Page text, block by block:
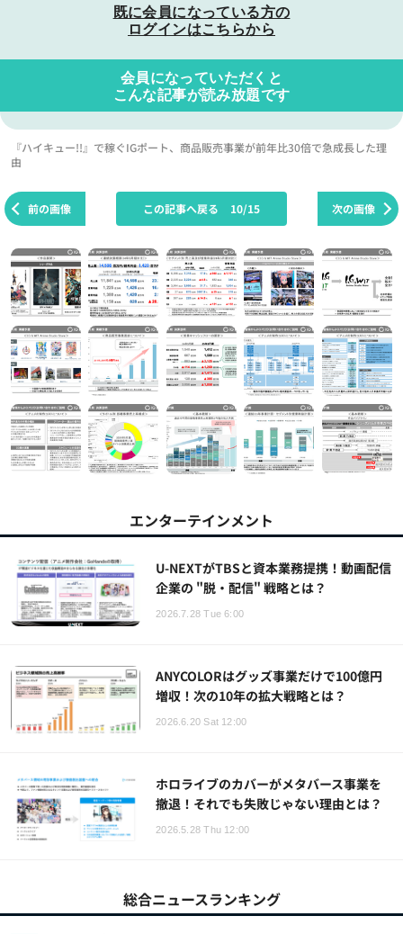
既に会員になっている方の
ログインはこちらから
会員になっていただくと
こんな記事が読み放題です
『ハイキュー!!』で稼ぐIGポート、商品販売事業が前年比30倍で急成長した理
由
前の画像 次の画像
この記事へ戻る 10/15
エンターテインメント
U-NEXTがTBSと資本業務提携！動画配信
企業の "脱・配信" 戦略とは？
2026.7.28 Tue 6:00
ANYCOLORはグッズ事業だけで100億円
増収！次の10年の拡大戦略とは？
2026.6.20 Sat 12:00
ホロライブのカバーがメタバース事業を
撤退！それでも失敗じゃない理由とは？
2026.5.28 Thu 12:00
総合ニュースランキング